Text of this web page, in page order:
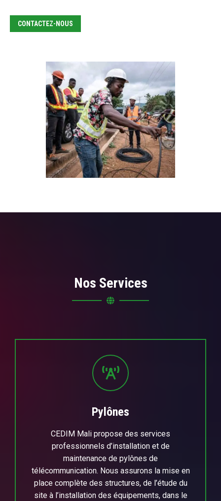
CONTACTEZ-NOUS
Nos Services
Pylônes
CEDIM Mali propose des services
professionnels d’installation et de
maintenance de pylônes de
télécommunication. Nous assurons la mise en
place complète des structures, de l’étude du
site à l’installation des équipements, dans le